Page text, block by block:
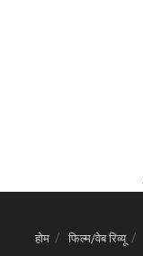
होम फिल्म/वेब रिव्यू